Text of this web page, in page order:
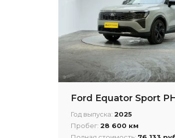
Ford Equator Sport
Год выпуска: 2025
Пробег: 28 600 км